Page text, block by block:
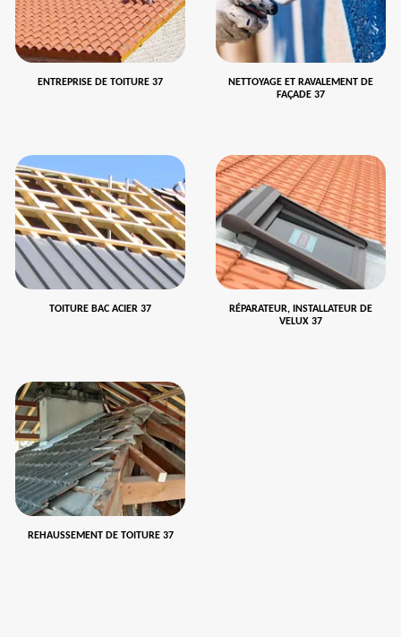
ENTREPRISE DE TOITURE 37
NETTOYAGE ET RAVALEMENT DE
FAÇADE 37
TOITURE BAC ACIER 37
RÉPARATEUR, INSTALLATEUR DE
VELUX 37
REHAUSSEMENT DE TOITURE 37